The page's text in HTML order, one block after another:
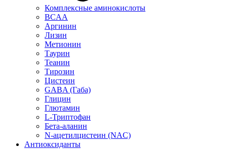
Комплексные аминокислоты
BCAA
Аргинин
Лизин
Метионин
Таурин
Теанин
Тирозин
Цистеин
GABA (Габа)
Глицин
Глютамин
L-Триптофан
Бета-аланин
N-ацетилцистеин (NAC)
Антиоксиданты